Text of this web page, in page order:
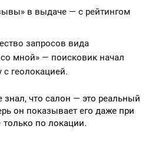
в выдаче — с рейтингом
запросов вида
мной» — поисковик начал
с геолокацией.
знал, что салон — это реальный
он показывает его даже при
по локации.